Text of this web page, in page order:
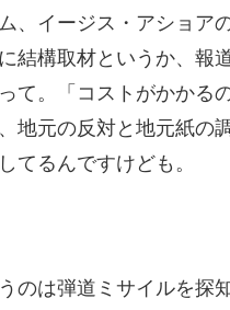
、イージス・アショア
結構取材というか、報
て。「コストがかかる
地元の反対と地元紙の
るんですけども。
のは弾道ミサイルを探